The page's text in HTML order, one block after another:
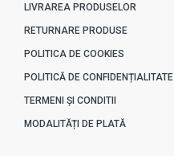
LIVRAREA PRODUSELOR
RETURNARE PRODUSE
POLITICA DE COOKIES
POLITICĂ DE CONFIDENȚIALITATE
TERMENI ȘI CONDITII
MODALITĂȚI DE PLATĂ